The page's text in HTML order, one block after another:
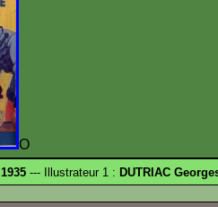
O
1935 --- Illustrateur 1 : DUTRIAC